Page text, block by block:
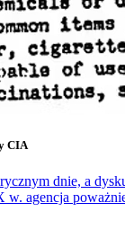
CIA
dnie, a
agencja